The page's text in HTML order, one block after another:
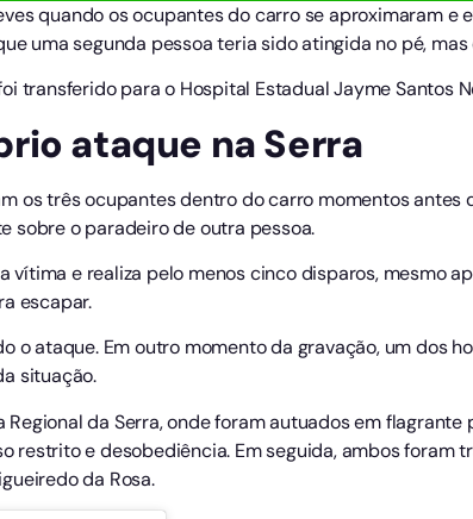
quando os ocupantes do carro se aproximaram e
uma segunda pessoa teria sido atingida no pé, mas
transferido para o Hospital Estadual Jayme Santos
ataque na Serra
os três ocupantes dentro do carro momentos antes
sobre o paradeiro de outra pessoa.
vítima e realiza pelo menos cinco disparos, mesmo
escapar.
o ataque. Em outro momento da gravação, um dos
situação.
da Serra, onde foram autuados em
restrito e desobediência. Em seguida, ambos foram
da Rosa.